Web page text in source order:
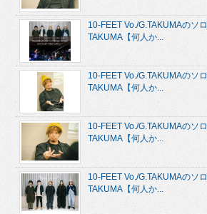
10-FEET Vo./G.TAKUMAのソ
TAKUMA【何人か...
10-FEET Vo./G.TAKUMAのソ
TAKUMA【何人か...
10-FEET Vo./G.TAKUMAのソ
TAKUMA【何人か...
10-FEET Vo./G.TAKUMAのソ
TAKUMA【何人か...